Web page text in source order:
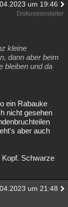
um 19:46
Diskussionsleiter
kleine
dann aber beim
bleiben und da
ein Rabauke
nicht gesehen
aber auch
Schwarze
um 21:48